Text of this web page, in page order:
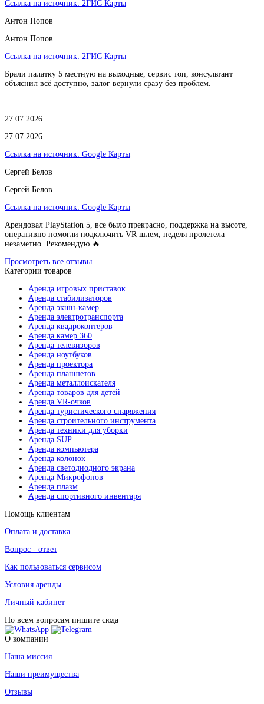
Ссылка на источник: 2ГИС Карты
Антон Попов
Антон Попов
Ссылка на источник: 2ГИС Карты
Брали палатку 5 местную на выходные, сервис топ, консультант
объяснил всё доступно, залог вернули сразу без проблем.
27.07.2026
27.07.2026
Ссылка на источник: Google Карты
Сергей Белов
Сергей Белов
Ссылка на источник: Google Карты
Арендовал PlayStation 5, все было прекрасно, поддержка на высоте,
оперативно помогли подключить VR шлем, неделя пролетела
незаметно. Рекомендую 🔥
Просмотреть все отзывы
Категории товаров
Аренда игровых приставок
Аренда стабилизаторов
Аренда экшн-камер
Аренда электротранспорта
Аренда квадрокоптеров
Аренда камер 360
Аренда телевизоров
Аренда ноутбуков
Аренда проектора
Аренда планшетов
Аренда металлоискателя
Аренда товаров для детей
Аренда VR-очков
Аренда туристического снаряжения
Аренда строительного инструмента
Аренда техники для уборки
Аренда SUP
Аренда компьютера
Аренда колонок
Аренда светодиодного экрана
Аренда Микрофонов
Аренда плазм
Аренда спортивного инвентаря
Помощь клиентам
Оплата и доставка
Вопрос - ответ
Как пользоваться сервисом
Условия аренды
Личный кабинет
По всем вопросам пишите сюда
О компании
Наша миссия
Наши преимущества
Отзывы